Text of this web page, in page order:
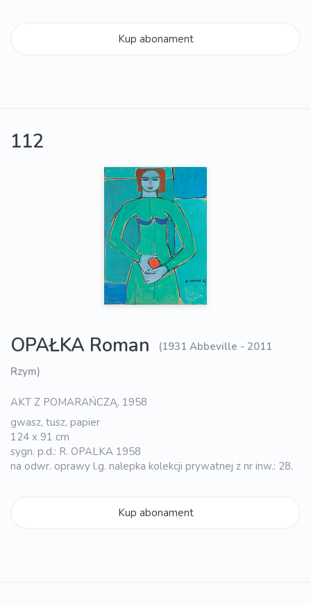
Kup abonament
112
OPAŁKA Roman
(1931 Abbeville - 2011
Rzym)
AKT Z POMARAŃCZĄ, 1958
gwasz, tusz, papier
124 x 91 cm
sygn. p.d.: R. OPALKA 1958
na odwr. oprawy l.g. nalepka kolekcji prywatnej z nr inw.: 28.
Kup abonament